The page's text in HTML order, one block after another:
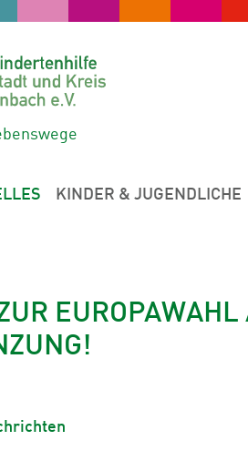
KINDER & JUGENDLICHE